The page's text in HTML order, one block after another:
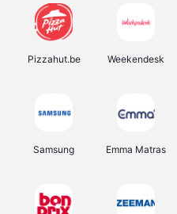
Pizzahut.be Weekendesk
Samsung Emma Matras